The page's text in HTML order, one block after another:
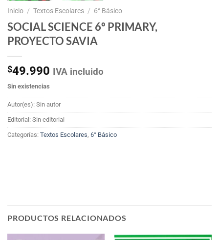
Inicio / Textos Escolares / 6° Básico
SOCIAL SCIENCE 6º PRIMARY,
PROYECTO SAVIA
$49.990 IVA incluido
Sin existencias
Autor(es): Sin autor
Editorial: Sin editorial
Categorías: Textos Escolares, 6° Básico
PRODUCTOS RELACIONADOS